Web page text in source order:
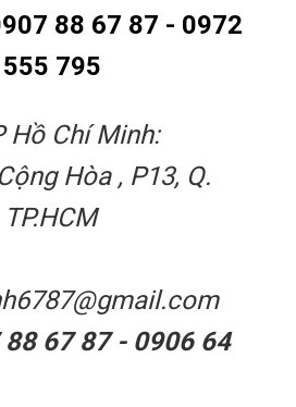
88 67 87 - 0972
555 795
Hồ Chí Minh:
Hòa , P13, Q.
88 67 87 - 0906 64